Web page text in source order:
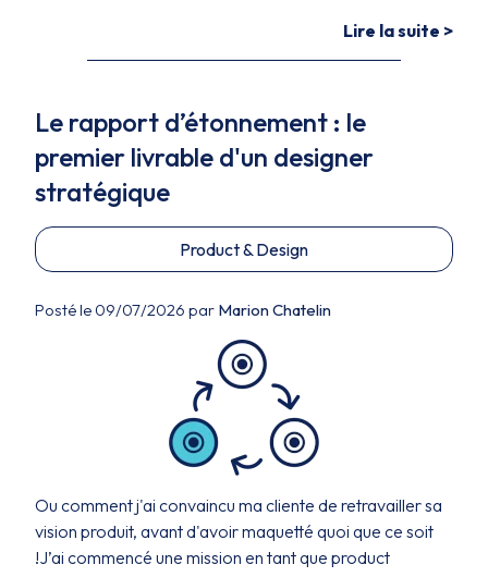
Lire la suite >
Le rapport d’étonnement : le
premier livrable d'un designer
stratégique
Product & Design
Posté le 09/07/2026 par Marion Chatelin
Ou comment j'ai convaincu ma cliente de retravailler sa
vision produit, avant d'avoir maquetté quoi que ce soit
!J’ai commencé une mission en tant que product